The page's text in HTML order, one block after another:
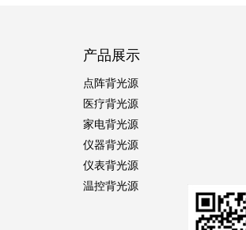
产品展示
点阵背光源
医疗背光源
家电背光源
仪器背光源
仪表背光源
温控背光源